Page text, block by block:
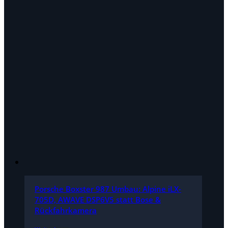
Porsche Boxster 987 Umbau: Alpine iLX-
705D, AWAVE DSP6V5 statt Bose &
Rückfahrkamera